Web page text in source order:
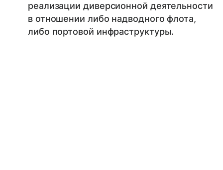
реализации диверсионной деятельности
в отношении либо надводного флота,
либо портовой инфраструктуры.